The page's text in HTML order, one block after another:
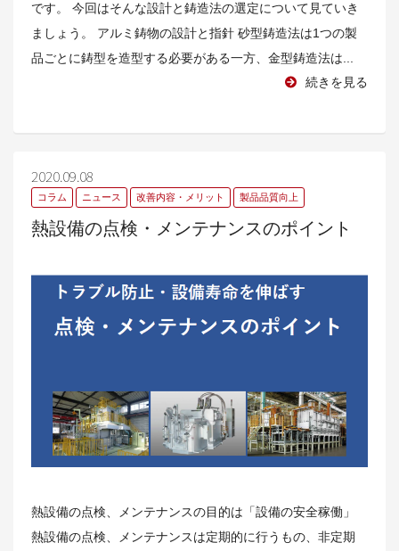
です。 今回はそんな設計と鋳造法の選定について見ていき
ましょう。 アルミ鋳物の設計と指針 砂型鋳造法は1つの製
品ごとに鋳型を造型する必要がある一方、金型鋳造法は...
続きを見る
2020.09.08
コラム ニュース 改善内容・メリット 製品品質向上
熱設備の点検・メンテナンスのポイント
熱設備の点検、メンテナンスの目的は「設備の安全稼働」
熱設備の点検、メンテナンスは定期的に行うもの、非定期